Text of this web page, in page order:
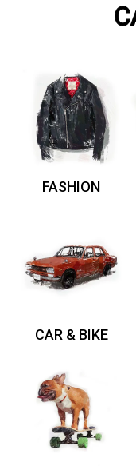
FASHION
CAR & BIKE